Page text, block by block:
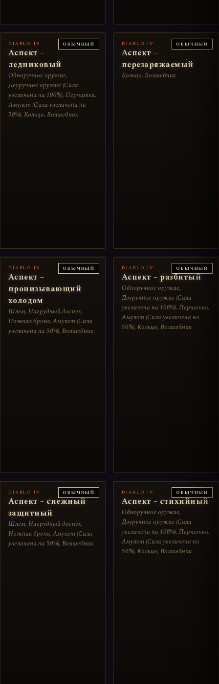
ОБЫЧНЫЙ
DIABLO IV
Аспект –
ледниковый
Одноручное оружие,
Двуручное оружие (Сила
увеличена на 100%), Перчатки,
Амулет (Сила увеличена на
50%), Кольцо, Волшебник
ОБЫЧНЫЙ
DIABLO IV
Аспект –
перезаряжаемый
Кольцо, Волшебник
ОБЫЧНЫЙ
DIABLO IV
Аспект –
пронизывающий
холодом
Шлем, Нагрудный доспех,
Ножная броня, Амулет (Сила
увеличена на 50%), Волшебник
ОБЫЧНЫЙ
DIABLO IV
Аспект – разбитый
Одноручное оружие,
Двуручное оружие (Сила
увеличена на 100%), Перчатки,
Амулет (Сила увеличена на
50%), Кольцо, Волшебник
ОБЫЧНЫЙ
DIABLO IV
Аспект – снежный
защитный
Шлем, Нагрудный доспех,
Ножная броня, Амулет (Сила
увеличена на 50%), Волшебник
ОБЫЧНЫЙ
DIABLO IV
Аспект – стихийный
Одноручное оружие,
Двуручное оружие (Сила
увеличена на 100%), Перчатки,
Амулет (Сила увеличена на
50%), Кольцо, Волшебник